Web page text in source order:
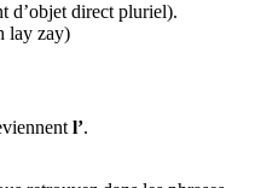
d’objet direct pluriel).
lay zay)
l’.